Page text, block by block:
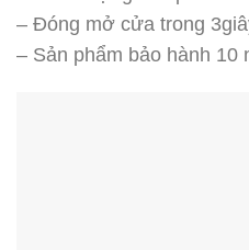
– Đóng mở cửa trong
– Sản phẩm bảo hành 10